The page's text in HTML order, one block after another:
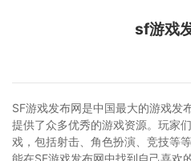
sf游戏
SF游戏发布网是中国最大的游戏发
提供了众多优秀的游戏资源。玩家
戏，包括射击、角色扮演、竞技等
能在SF游戏发布网中找到自己喜欢